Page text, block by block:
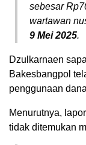
sebesar
wartawan
9 Mei 2025.
Dzulkarnaen
Bakesbangpol
penggunaan
Menurutnya,
tidak ditemukan